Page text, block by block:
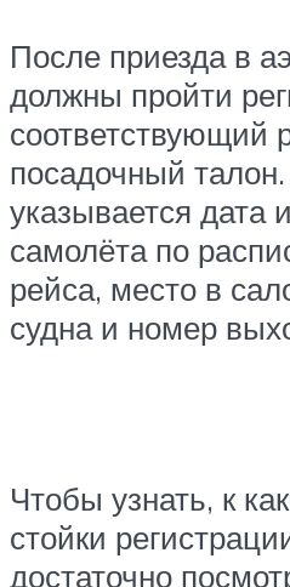
После приезда в
должны пройти
соответствующий
посадочный
указывается дата
самолёта по
рейса, место в
судна и номер
Чтобы узнать, к
стойки
достаточно